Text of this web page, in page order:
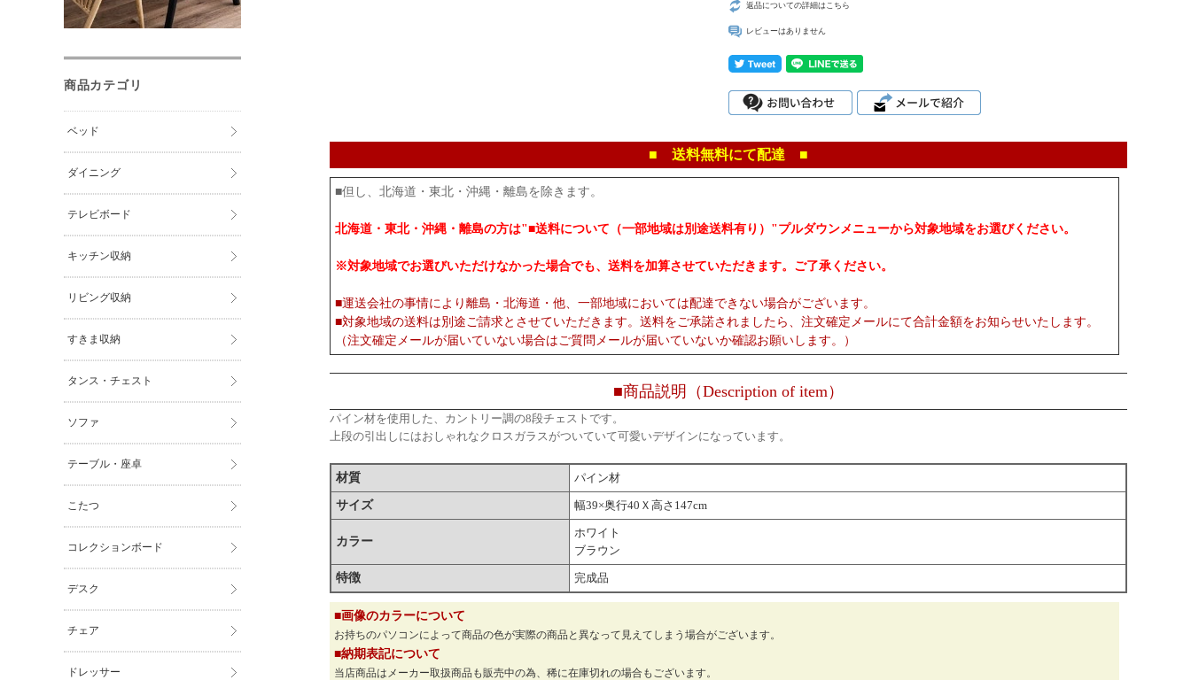
返品についての詳細はこちら
レビューはありません
■ 送料無料にて配達 ■
■但し、北海道・東北・沖縄・離島を除きます。
北海道・東北・沖縄・離島の方は"■送料について（一部地域は別途送料有り）"プルダウンメニューから対象地域をお選びください。
※対象地域でお選びいただけなかった場合でも、送料を加算させていただきます。ご了承ください。
■運送会社の事情により離島・北海道・他、一部地域においては配達できない場合がございます。
■対象地域の送料は別途ご請求とさせていただきます。送料をご承諾されましたら、注文確定メールにて合計金額をお知らせいたします。
（注文確定メールが届いていない場合はご質問メールが届いていないか確認お願いします。）
■商品説明（Description of item）
パイン材を使用した、カントリー調の8段チェストです。
上段の引出しにはおしゃれなクロスガラスがついていて可愛いデザインになっています。
材質 パイン材
サイズ 幅39×奥行40Ｘ高さ147cm
カラー
ホワイト
ブラウン
特徴 完成品
■画像のカラーについて
お持ちのパソコンによって商品の色が実際の商品と異なって見えてしまう場合がございます。
■納期表記について
当店商品はメーカー取扱商品も販売中の為、稀に在庫切れの場合もございます。
商品カテゴリ
ベッド
ダイニング
テレビボード
キッチン収納
リビング収納
すきま収納
タンス・チェスト
ソファ
テーブル・座卓
こたつ
コレクションボード
デスク
チェア
ドレッサー